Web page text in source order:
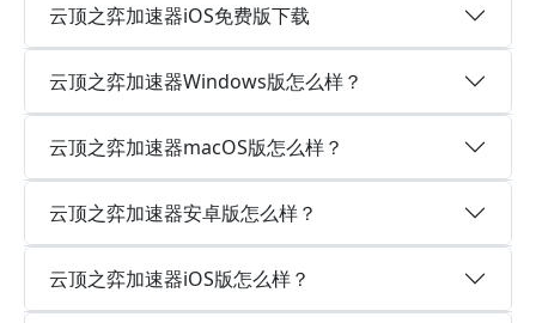
云顶之弈加速器iOS免费版下载
云顶之弈加速器Windows版怎么样？
云顶之弈加速器macOS版怎么样？
云顶之弈加速器安卓版怎么样？
云顶之弈加速器iOS版怎么样？